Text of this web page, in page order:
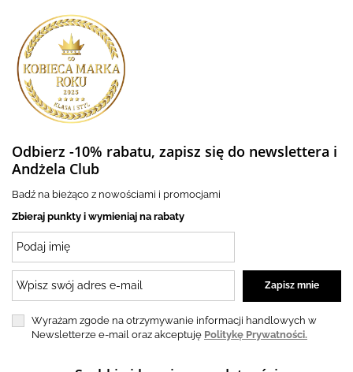
Odbierz -10% rabatu, zapisz się do newslettera i
Andżela Club
Badź na bieżąco z nowościami i promocjami
Zbieraj punkty i wymieniaj na rabaty
Wyrażam zgode na otrzymywanie informacji handlowych w
Newsletterze e-mail oraz akceptuję Politykę Prywatności.